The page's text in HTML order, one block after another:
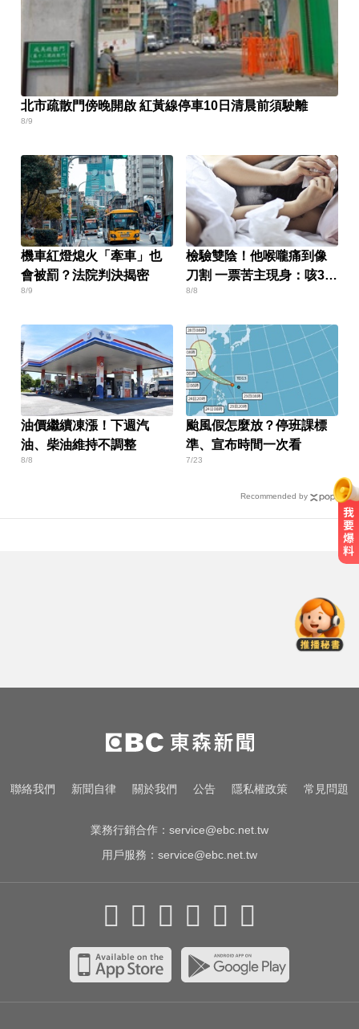
北市疏散門傍晚開啟 紅黃線停車10日清晨前須駛離
8/9
機車紅燈熄火「牽車」也
會被罰？法院判決揭密
8/9
檢驗雙陰！他喉嚨痛到像
刀割 一票苦主現身：咳3周
還沒好
8/8
油價繼續凍漲！下週汽
油、柴油維持不調整
8/8
颱風假怎麼放？停班課標
準、宣布時間一次看
7/23
Recommended by
男星硬撐拍完...慘下架
台指期夜盤狂飆736點 專家揭反彈
契機上看48000點
民進黨資深前輩辭世！前彰化市代
聯絡我們 新聞自律 關於我們 公告 隱私權政策 常見問題
業務行銷合作： service@ebc.net.tw
用戶服務： service@ebc.net.tw